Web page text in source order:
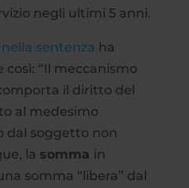
negli ultimi 5 anni.
nella sentenza ha
così: “Il meccanismo
il diritto del
al medesimo
soggetto non
la somma in
somma “libera” dal